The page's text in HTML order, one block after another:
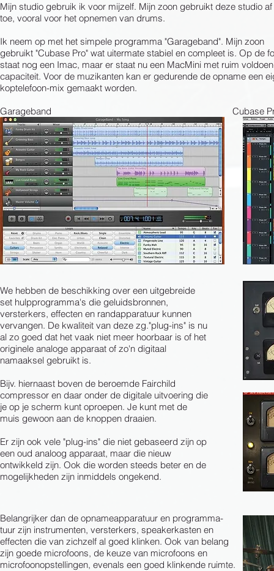
Mijn studio gebruik ik voor mijzelf. Mijn zoon gebruikt deze studio af
toe, vooral voor het opnemen van drums.
Ik neem op met het simpele programma "Garageband". Mijn zoon
gebruikt "Cubase Pro" wat uitermate stabiel en compleet is. Op de
staat nog een Imac, maar er staat nu een MacMini met ruim
capaciteit. Voor de muzikanten kan er gedurende de opname een
koptelefoon-mix gemaakt worden.
Garageband Cubase
We hebben de beschikking over een uitgebreide
set hulpprogramma's die geluidsbronnen,
versterkers, effecten en randapparatuur kunnen
vervangen. De kwaliteit van deze zg."plug-ins" is nu
al zo goed dat het vaak niet meer hoorbaar is of het
originele analoge apparaat of zo'n digitaal
namaaksel gebruikt is.
Bijv. hiernaast boven de beroemde Fairchild
compressor en daar onder de digitale uitvoering die
je op je scherm kunt oproepen. Je kunt met de
muis gewoon aan de knoppen draaien.
Er zijn ook vele "plug-ins" die niet gebaseerd zijn op
een oud analoog apparaat, maar die nieuw
ontwikkeld zijn. Ook die worden steeds beter en de
mogelijkheden zijn inmiddels ongekend.
Belangrijker dan de opnameapparatuur en programma-
tuur zijn instrumenten, versterkers, speakerkasten en
effecten die van zichzelf al goed klinken. Ook van belang
zijn goede microfoons, de keuze van microfoons en
microfoonopstellingen, evenals een goed klinkende ruimte.